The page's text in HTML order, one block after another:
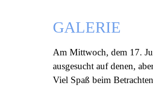
GALERIE
Am Mittwoch, dem 17.
ausgesucht auf denen,
Viel Spaß beim